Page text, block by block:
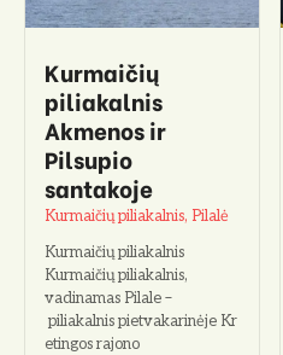
Kurmaičių
piliakalnis
Akmenos ir
Pilsupio
santakoje
Kurmaičių piliakalnis, Pilalė
Kurmaičių piliakalnis
Kurmaičių piliakalnis,
vadinamas Pilale –
piliakalnis pietvakarinėje Kr
etingos rajono